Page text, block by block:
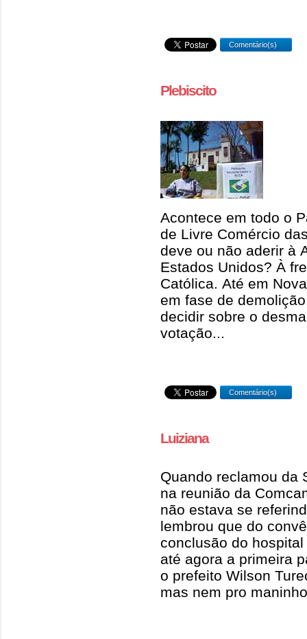
Comentário(s)
Plebiscito
Acontece em todo o
de Livre Comércio
deve ou não aderir à
Estados Unidos? À
Católica. Até em
em fase de
decidir sobre o
votação...
Comentário(s)
Luiziana
Quando reclamou da
na reunião da
não estava se
lembrou que do
conclusão do
até agora a primeira
o prefeito Wilson
mas nem pro